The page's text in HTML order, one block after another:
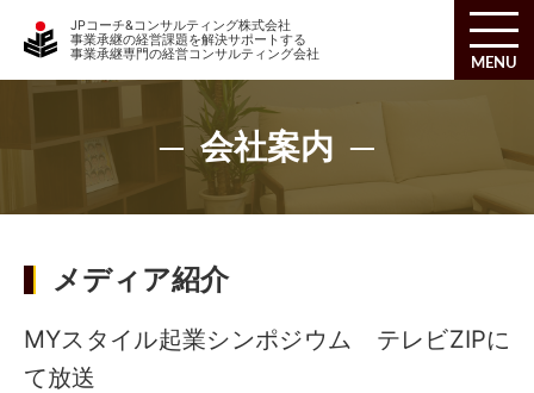
JPコーチ&コンサルティング株式会社
事業承継の経営課題を解決サポートする
事業承継専門の経営コンサルティング会社
MENU
会社案内
メディア紹介
MYスタイル起業シンポジウム テレビZIPに
て放送